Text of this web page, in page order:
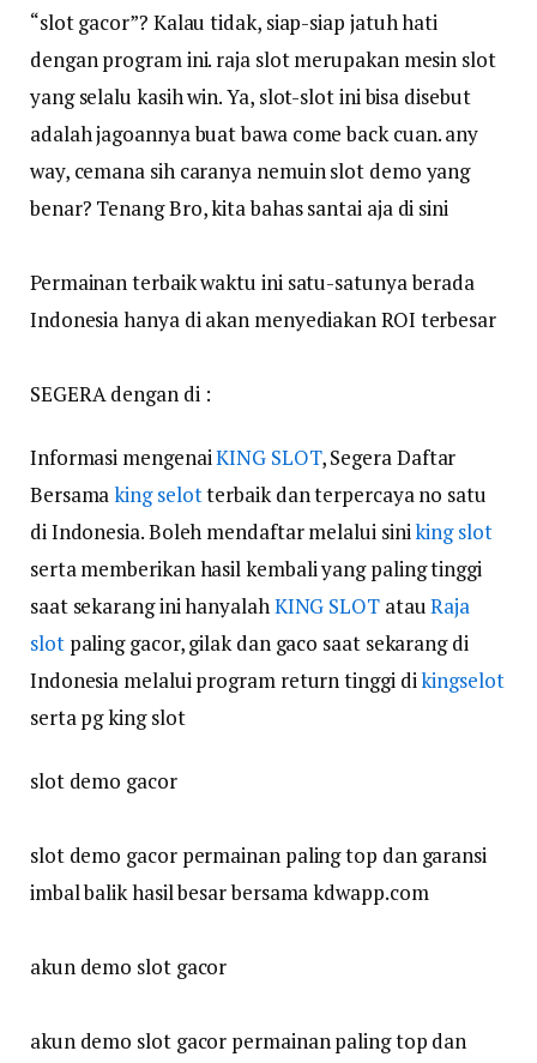
“slot gacor”? Kalau tidak, siap-siap jatuh hati
dengan program ini. raja slot merupakan mesin slot
yang selalu kasih win. Ya, slot-slot ini bisa disebut
adalah jagoannya buat bawa come back cuan. any
way, cemana sih caranya nemuin slot demo yang
benar? Tenang Bro, kita bahas santai aja di sini
Permainan terbaik waktu ini satu-satunya berada
Indonesia hanya di akan menyediakan ROI terbesar
SEGERA dengan di :
Informasi mengenaiKING SLOT, Segera Daftar
Bersamaking selotterbaik dan terpercaya no satu
di Indonesia. Boleh mendaftar melalui siniking slot
serta memberikan hasil kembali yang paling tinggi
saat sekarang ini hanyalahKING SLOTatauRaja
slotpaling gacor, gilak dan gaco saat sekarang di
Indonesia melalui program return tinggi dikingselot
serta pg king slot
slot demo gacor
slot demo gacor permainan paling top dan garansi
imbal balik hasil besar bersama kdwapp.com
akun demo slot gacor
akun demo slot gacor permainan paling top dan